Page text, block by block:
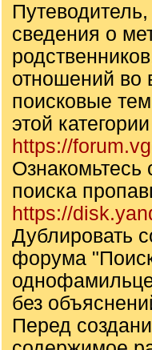
сведения о
отношений во
поисковые
этой категории
https://
поиска
https://
Дублировать
форума
без
Перед